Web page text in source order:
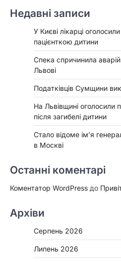
Недавні записи
У Києві лікарці
пацієнткою дитини
Спека спричинила
Львові
Податківців Сумщини
На Львівщині оголосили
після загибелі дитини
Стало відоме ім’я
в Москві
Останні коментарі
Коментатор WordPress до
Архіви
Серпень 2026
Липень 2026